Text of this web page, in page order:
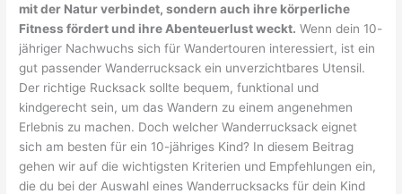
mit der Natur verbindet, sondern auch ihre körperliche
Fitness fördert und ihre Abenteuerlust weckt. Wenn dein 10-
jähriger Nachwuchs sich für Wandertouren interessiert, ist ein
gut passender Wanderrucksack ein unverzichtbares Utensil.
Der richtige Rucksack sollte bequem, funktional und
kindgerecht sein, um das Wandern zu einem angenehmen
Erlebnis zu machen. Doch welcher Wanderrucksack eignet
sich am besten für ein 10-jähriges Kind? In diesem Beitrag
gehen wir auf die wichtigsten Kriterien und Empfehlungen ein,
die du bei der Auswahl eines Wanderrucksacks für dein Kind